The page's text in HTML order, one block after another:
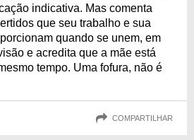
indicativa. Mas comenta
que seu trabalho e sua
quando se unem, em
e acredita que a mãe está
tempo. Uma fofura, não é
COMPARTILHAR